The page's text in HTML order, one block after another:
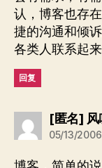
认，博客也存
捷的沟通和倾
各类人联系起来
回复
[匿名] 风
05/13/